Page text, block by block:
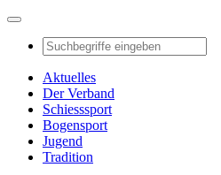
Aktuelles
Der Verband
Schiesssport
Bogensport
Jugend
Tradition